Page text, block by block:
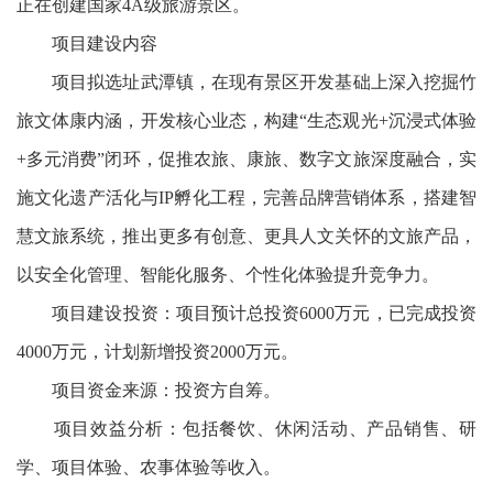
正在创建国家4A级旅游景区。
项目建设内容
项目拟选址武潭镇，在现有景区开发基础上深入挖掘竹
旅文体康内涵，开发核心业态，构建“生态观光+沉浸式体验
+多元消费”闭环，促推农旅、康旅、数字文旅深度融合，实
施文化遗产活化与IP孵化工程，完善品牌营销体系，搭建智
慧文旅系统，推出更多有创意、更具人文关怀的文旅产品，
以安全化管理、智能化服务、个性化体验提升竞争力。
项目建设投资：项目预计总投资6000万元，已完成投资
4000万元，计划新增投资2000万元。
项目资金来源：投资方自筹。
项目效益分析：包括餐饮、休闲活动、产品销售、研
学、项目体验、农事体验等收入。